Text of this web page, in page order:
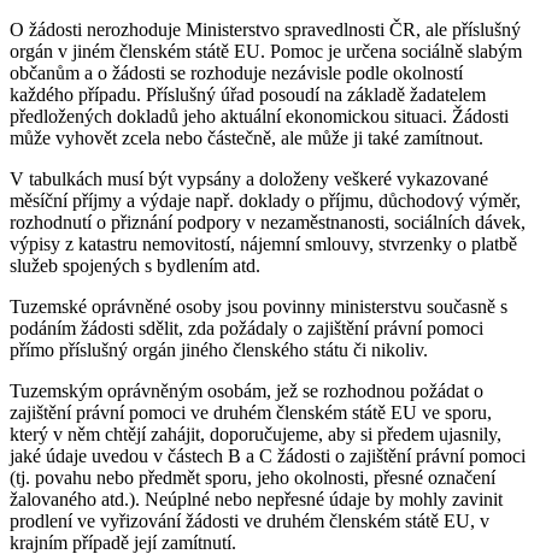
O žádosti nerozhoduje Ministerstvo spravedlnosti ČR, ale příslušný
orgán v jiném členském státě EU. Pomoc je určena sociálně slabým
občanům a o žádosti se rozhoduje nezávisle podle okolností
každého případu. Příslušný úřad posoudí na základě žadatelem
předložených dokladů jeho aktuální ekonomickou situaci. Žádosti
může vyhovět zcela nebo částečně, ale může ji také zamítnout.
V tabulkách musí být vypsány a doloženy veškeré vykazované
měsíční příjmy a výdaje např. doklady o příjmu, důchodový výměr,
rozhodnutí o přiznání podpory v nezaměstnanosti, sociálních dávek,
výpisy z katastru nemovitostí, nájemní smlouvy, stvrzenky o platbě
služeb spojených s bydlením atd.
Tuzemské oprávněné osoby jsou povinny ministerstvu současně s
podáním žádosti sdělit, zda požádaly o zajištění právní pomoci
přímo příslušný orgán jiného členského státu či nikoliv.
Tuzemským oprávněným osobám, jež se rozhodnou požádat o
zajištění právní pomoci ve druhém členském státě EU ve sporu,
který v něm chtějí zahájit, doporučujeme, aby si předem ujasnily,
jaké údaje uvedou v částech B a C žádosti o zajištění právní pomoci
(tj. povahu nebo předmět sporu, jeho okolnosti, přesné označení
žalovaného atd.). Neúplné nebo nepřesné údaje by mohly zavinit
prodlení ve vyřizování žádosti ve druhém členském státě EU, v
krajním případě její zamítnutí.